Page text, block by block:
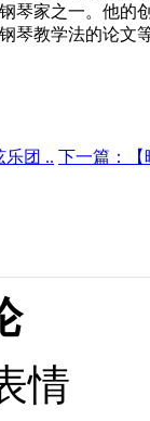
琴家之一。他
琴教学法的论文
乐团 .. 下一篇：【
情